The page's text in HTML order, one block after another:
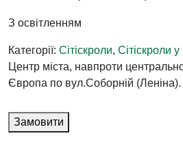
З освітленням
Категорії: Сітіскроли, Сітіскроли у
Центр міста, навпроти
Європа по вул.Соборній (Леніна).
Замовити